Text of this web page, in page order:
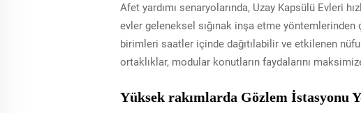
Afet yardımı senaryolarında, Uzay Kapsülü Evleri
evler geleneksel sığınak inşa etme yöntemlerinden
birimleri saatler içinde dağıtılabilir ve etkilenen
ortaklıklar, modular konutların faydalarını
Yüksek rakımlarda Gözlem İstasyonu